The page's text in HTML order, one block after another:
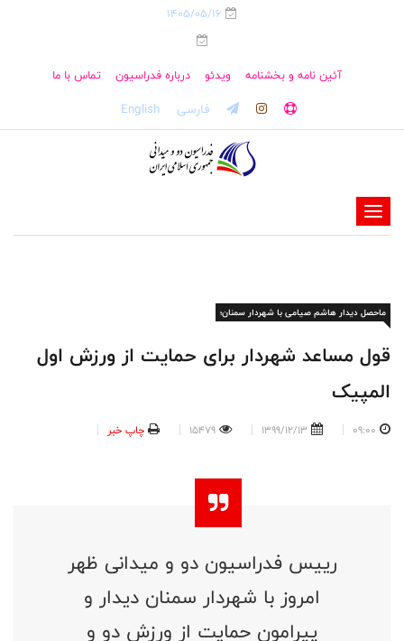
1405/05/16
آئین نامه و بخشنامه ویدئو درباره فدراسیون تماس با ما
فارسی English
-
-
-
ماحصل دیدار هاشم صیامی با شهردار سمنان؛
قول مساعد شهردار برای حمایت از ورزش اول
المپیک
09:00
1399/12/13
15479 چاپ خبر
رییس فدراسیون دو و میدانی ظهر
امروز با شهردار سمنان دیدار و
پیرامون حمایت از ورزش دو و